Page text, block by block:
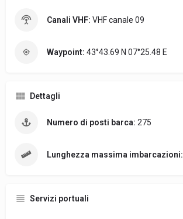
Canali VHF: VHF canale 09
Waypoint: 43°43.69 N 07°25.48 E
Dettagli
Numero di posti barca: 275
Lunghezza massima imbarcazioni:
Servizi portuali